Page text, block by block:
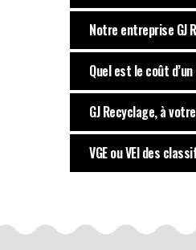
Notre entreprise GJ
Quel est le coût
GJ Recyclage, à
VGE ou VEI des